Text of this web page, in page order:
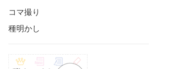
コマ撮り
種明かし